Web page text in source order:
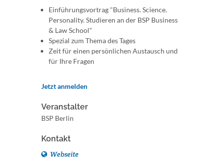
Einführungsvortrag "Business. Science.
Personality. Studieren an der BSP Business
& Law School"
Spezial zum Thema des Tages
Zeit für einen persönlichen Austausch und
für Ihre Fragen
Jetzt anmelden
Veranstalter
BSP Berlin
Kontakt
Webseite